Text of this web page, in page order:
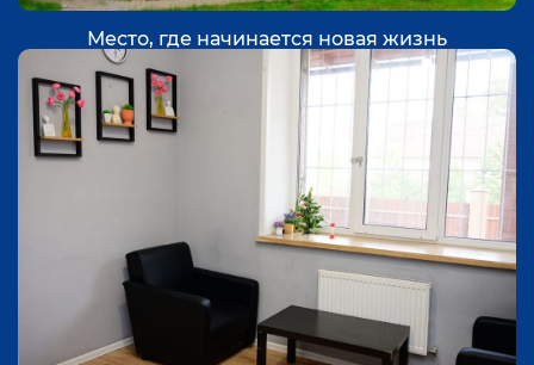
Место, где начинается новая жизнь